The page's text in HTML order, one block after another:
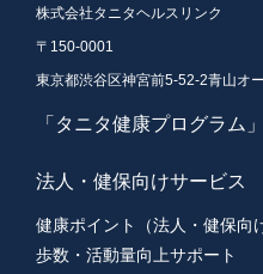
株式会社タニタヘルスリンク
〒150-0001
東京都渋谷区神宮前5-52-2青山オ
「タニタ健康プログラム
法人・健保向けサービス
健康ポイント（法人・健保向
歩数・活動量向上サポート